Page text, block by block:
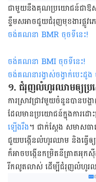
ជាមួយ​នឹង​គុណប្រយោជន៍​​ជា​ឱសថ​​
ខ្ទឹម​ស​អាច​ជួយ​ជំរុញ​មុខងារ​ផ្លូវ​ភ
ចង់គណនា BMR ចុចទីនេះ!
ចង់គណនា BMI ចុចទីនេះ!
ចង់គណនារង្វាស់ចង្វាក់បេះដូ
១. ជំរុញ​លំហូរ​ឈាម​ឲ្យ​ប្រ
ការ​ស្រាវជ្រាវ​មួយ​ចំនួន​បាន​ប
ដែល​មាន​ប្រយោជន៍​ក្នុង​ការ​ដោ
ឡើង​រឹង។ ជាក់​ស្ដែង សមាសធ
ជួយ​បង្កើន​លំហូរ​ឈាម​ និង​ធ្វើ​
ក៏​អាច​បង្កើន​កម្រិត​​នីត្រាត​
រីក​លូតលាស់​ ដើម្បី​ជំរុញ​លំហូរ​